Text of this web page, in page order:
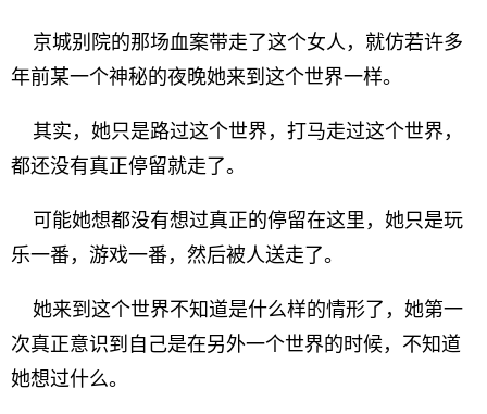
京城别院的那场血案带走了这个女人，就仿若许多
年前某一个神秘的夜晚她来到这个世界一样。
其实，她只是路过这个世界，打马走过这个世界，
都还没有真正停留就走了。
可能她想都没有想过真正的停留在这里，她只是玩
乐一番，游戏一番，然后被人送走了。
她来到这个世界不知道是什么样的情形了，她第一
次真正意识到自己是在另外一个世界的时候，不知道
她想过什么。